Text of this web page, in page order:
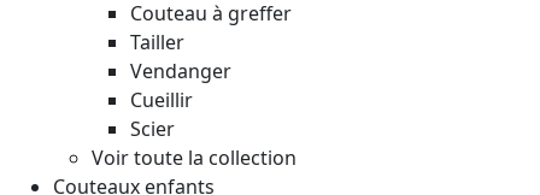
Couteau à greffer
Tailler
Vendanger
Cueillir
Scier
Voir toute la collection
Couteaux enfants